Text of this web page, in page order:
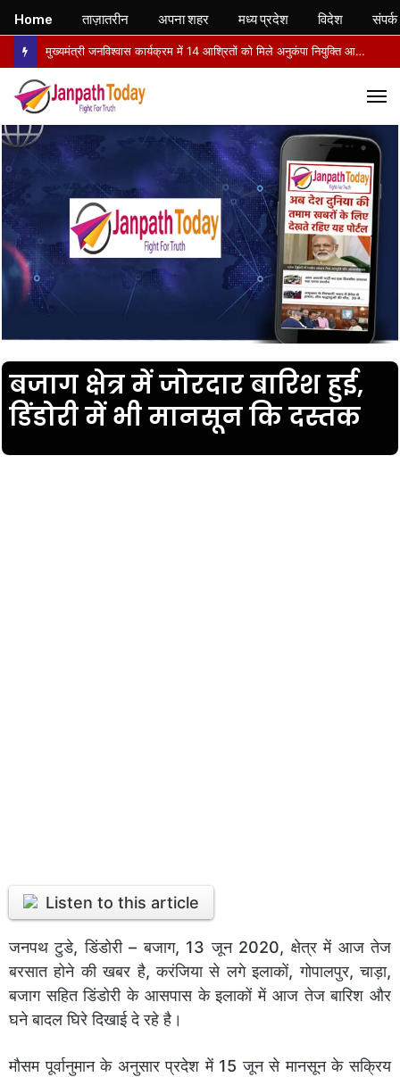
मुख्यमंत्री जनविश्वास कार्यक्रम में 14 आश्रितों को मिले अनुकंपा नियुक्ति आदेश, खिले चेहरे
बजाग क्षेत्र में जोरदार बारिश हुई,
डिंडोरी में भी मानसून कि दस्तक
Listen to this article
जनपथ टुडे, डिंडोरी – बजाग, 13 जून 2020, क्षेत्र में आज तेज
बरसात होने की खबर है, करंजिया से लगे इलाकों, गोपालपुर, चाड़ा,
बजाग सहित डिंडोरी के आसपास के इलाकों में आज तेज बारिश और
घने बादल घिरे दिखाई दे रहे है।
मौसम पूर्वानुमान के अनुसार प्रदेश में 15 जून से मानसून के सक्रिय
Home ताज़ातरीन अपना शहर मध्य प्रदेश विदेश संपर्क